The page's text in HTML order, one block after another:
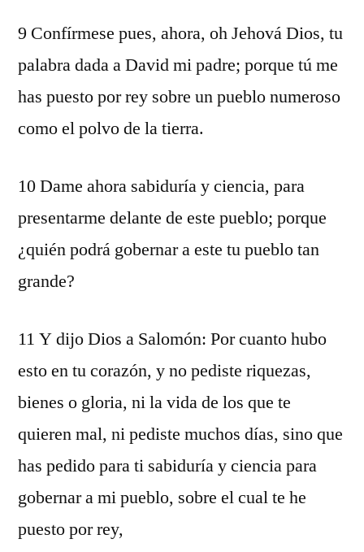
9 Confírmese pues, ahora, oh Jehová Dios, tu
palabra dada a David mi padre; porque tú me
has puesto por rey sobre un pueblo numeroso
como el polvo de la tierra.
10 Dame ahora sabiduría y ciencia, para
presentarme delante de este pueblo; porque
¿quién podrá gobernar a este tu pueblo tan
grande?
11 Y dijo Dios a Salomón: Por cuanto hubo
esto en tu corazón, y no pediste riquezas,
bienes o gloria, ni la vida de los que te
quieren mal, ni pediste muchos días, sino que
has pedido para ti sabiduría y ciencia para
gobernar a mi pueblo, sobre el cual te he
puesto por rey,